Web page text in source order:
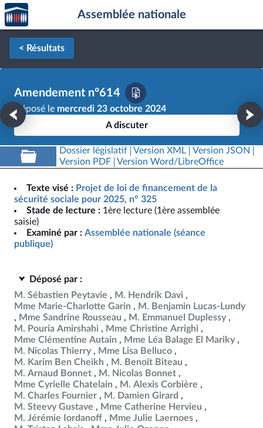
Aller au contenu
Aller en bas de la page
Accèder
à la
page
d'accueil
Assemblée nationale
< Résultats
Amendement n°614
Déposé le mercredi 23 octobre 2024
A discuter
Dossier législatif Version XML
Version JSON
Version PDF
Version Word/LibreOffice
Texte visé : Projet de loi de financement de la
sécurité sociale pour 2025, n° 325
Stade de lecture : 1ère lecture (1ère assemblée
saisie)
Examiné par : Assemblée nationale (séance
publique)
Déposé par :
M. Sébastien Peytavie
M. Hendrik Davi
Mme Marie-Charlotte Garin
M. Benjamin Lucas-Lundy
Mme Sandrine Rousseau
M. Emmanuel Duplessy
M. Pouria Amirshahi
Mme Christine Arrighi
Mme Clémentine Autain
Mme Léa Balage El Mariky
M. Nicolas Thierry
Mme Lisa Belluco
M. Karim Ben Cheikh
M. Benoît Biteau
M. Arnaud Bonnet
M. Nicolas Bonnet
Mme Cyrielle Chatelain
M. Alexis Corbière
M. Charles Fournier
M. Damien Girard
M. Steevy Gustave
Mme Catherine Hervieu
M. Jérémie Iordanoff
Mme Julie Laernoes